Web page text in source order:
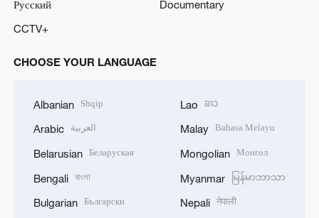
Русский
Documentary
CCTV+
CHOOSE YOUR LANGUAGE
Albanian Shqip
Arabic العربية
Belarusian Беларуская
Bengali বাংলা
Bulgarian Български
Lao ລາວ
Malay Bahasa Melayu
Mongolian Монгол
Myanmar မြန်မာဘာသာ
Nepali नेपाली